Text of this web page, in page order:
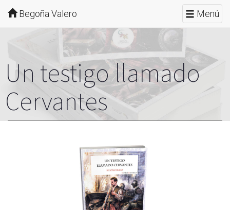
Menú
Begoña Valero
Un testigo llamado
Cervantes